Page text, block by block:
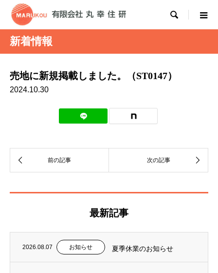

新着情報
売地に新規掲載しました。（ST0147）
2024.10.30
最新記事
2026.08.07 お知らせ 夏季休業のお知らせ